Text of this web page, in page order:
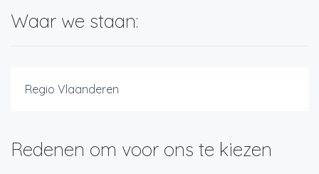
Waar we staan:
Regio Vlaanderen
Redenen om voor ons te kiezen